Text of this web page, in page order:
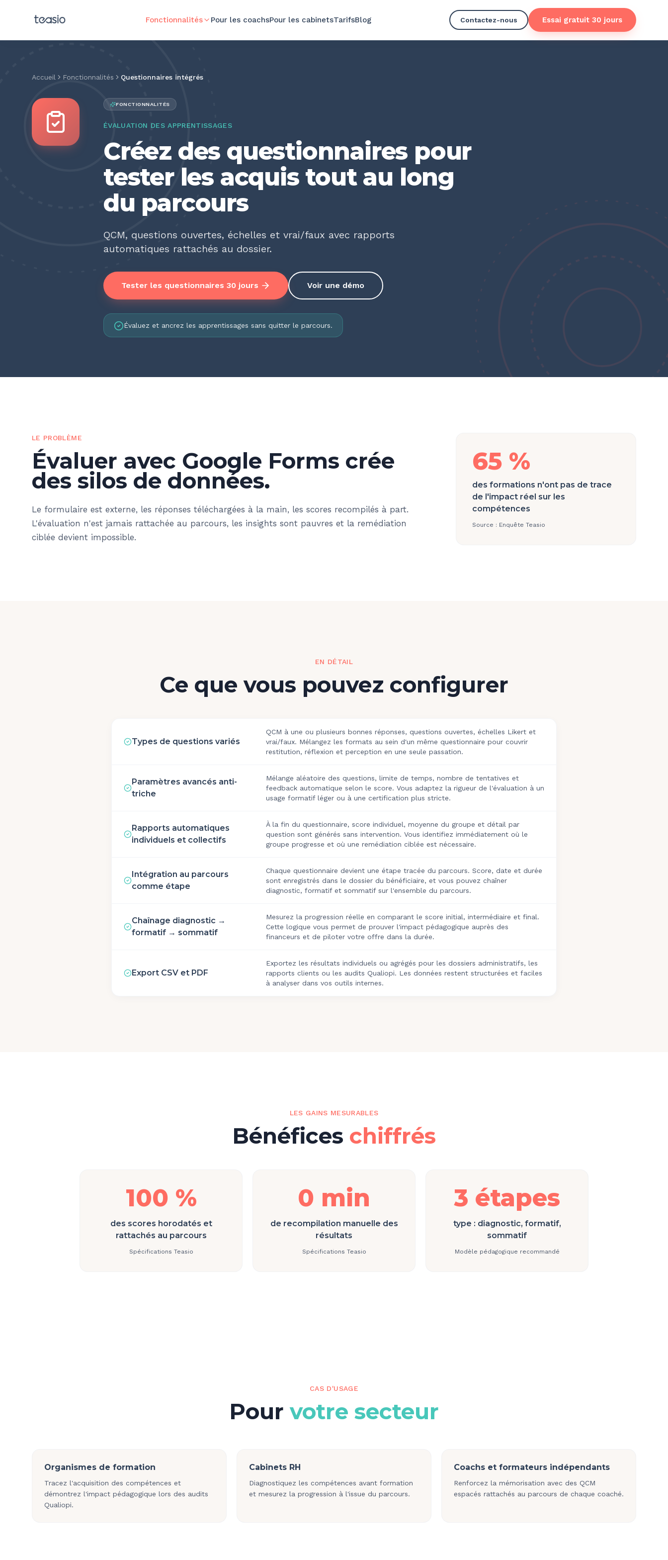
Fonctionnalités Pour les coachsPour les cabinetsTarifsBlog Contactez-nous Essai gratuit 30 jours
Accueil Fonctionnalités Questionnaires intégrés
FONCTIONNALITÉS
ÉVALUATION DES APPRENTISSAGES
Créez des questionnaires pour
tester les acquis tout au long
du parcours
QCM, questions ouvertes, échelles et vrai/faux avec rapports
automatiques rattachés au dossier.
Tester les questionnaires 30 jours Voir une démo
Évaluez et ancrez les apprentissages sans quitter le parcours.
LE PROBLÈME
Évaluer avec Google Forms crée
des silos de données.
Le formulaire est externe, les réponses téléchargées à la main, les scores recompilés à part.
L'évaluation n'est jamais rattachée au parcours, les insights sont pauvres et la remédiation
ciblée devient impossible.
65 %
des formations n'ont pas de trace
de l'impact réel sur les
compétences
Source : Enquête Teasio
EN DÉTAIL
Ce que vous pouvez configurer
Types de questions variés
QCM à une ou plusieurs bonnes réponses, questions ouvertes, échelles Likert et
vrai/faux. Mélangez les formats au sein d'un même questionnaire pour couvrir
restitution, réflexion et perception en une seule passation.
Paramètres avancés anti-
triche
Mélange aléatoire des questions, limite de temps, nombre de tentatives et
feedback automatique selon le score. Vous adaptez la rigueur de l'évaluation à un
usage formatif léger ou à une certification plus stricte.
Rapports automatiques
individuels et collectifs
À la fin du questionnaire, score individuel, moyenne du groupe et détail par
question sont générés sans intervention. Vous identifiez immédiatement où le
groupe progresse et où une remédiation ciblée est nécessaire.
Intégration au parcours
comme étape
Chaque questionnaire devient une étape tracée du parcours. Score, date et durée
sont enregistrés dans le dossier du bénéficiaire, et vous pouvez chaîner
diagnostic, formatif et sommatif sur l'ensemble du parcours.
Chaînage diagnostic →
formatif → sommatif
Mesurez la progression réelle en comparant le score initial, intermédiaire et final.
Cette logique vous permet de prouver l'impact pédagogique auprès des
financeurs et de piloter votre offre dans la durée.
Export CSV et PDF
Exportez les résultats individuels ou agrégés pour les dossiers administratifs, les
rapports clients ou les audits Qualiopi. Les données restent structurées et faciles
à analyser dans vos outils internes.
LES GAINS MESURABLES
Bénéfices chiffrés
100 %
des scores horodatés et
rattachés au parcours
Spécifications Teasio
0 min
de recompilation manuelle des
résultats
Spécifications Teasio
3 étapes
type : diagnostic, formatif,
sommatif
Modèle pédagogique recommandé
CAS D'USAGE
Pourvotre secteur
Organismes de formation
Tracez l'acquisition des compétences et
démontrez l'impact pédagogique lors des audits
Qualiopi.
Cabinets RH
Diagnostiquez les compétences avant formation
et mesurez la progression à l'issue du parcours.
Coachs et formateurs indépendants
Renforcez la mémorisation avec des QCM
espacés rattachés au parcours de chaque coaché.